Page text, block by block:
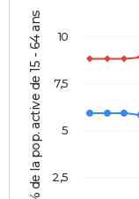
% de la pop. active de 15 - 64 ans 2,5
5
7,5
10